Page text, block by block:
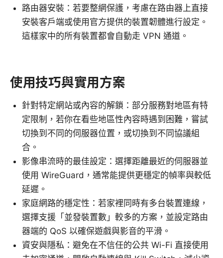
路由器安裝：若要整網保護，考慮在路由器上直接
安裝客戶端或使用官方提供的裝置韌體進行設定。
這樣家中的所有裝置都會自動走 VPN 通道。
使用技巧與實用方案
針對特定網站或內容的解鎖：部分服務對地區有特
定限制，若你在看些地區性內容時遇到困難，嘗試
切換到不同的伺服器位置，或切換到不同協議組
合。
影像串流時的最佳設定：選擇距離最近的伺服器並
使用 WireGuard，通常能提供更穩定的幀率與較低
延遲。
家庭網路的穩定性：若家裡同時有多台裝置連線，
選擇支援「並發裝置數」較多的方案，並設定路由
器端的 QoS 以確保遊戲與影音的平滑。
資安與隱私：避免在不信任的公共 Wi-Fi 直接使用